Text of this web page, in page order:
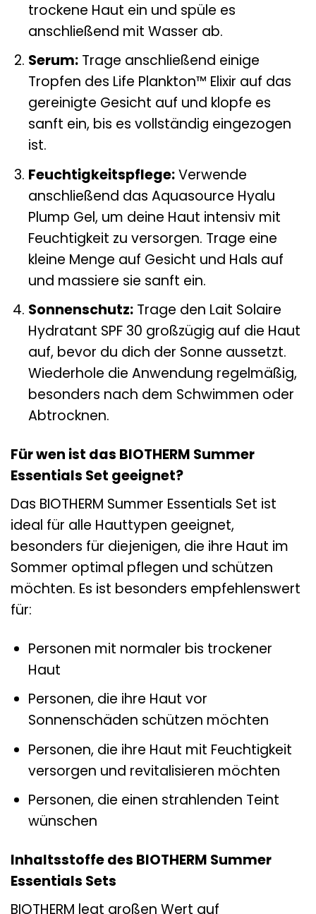
trockene Haut ein und spüle es
anschließend mit Wasser ab.
Serum:Trage anschließend einige
Tropfen des Life Plankton™ Elixir auf das
gereinigte Gesicht auf und klopfe es
sanft ein, bis es vollständig eingezogen
ist.
Feuchtigkeitspflege:Verwende
anschließend das Aquasource Hyalu
Plump Gel, um deine Haut intensiv mit
Feuchtigkeit zu versorgen. Trage eine
kleine Menge auf Gesicht und Hals auf
und massiere sie sanft ein.
Sonnenschutz:Trage den Lait Solaire
Hydratant SPF 30 großzügig auf die Haut
auf, bevor du dich der Sonne aussetzt.
Wiederhole die Anwendung regelmäßig,
besonders nach dem Schwimmen oder
Abtrocknen.
Für wen ist das BIOTHERM Summer
Essentials Set geeignet?
Das BIOTHERM Summer Essentials Set ist
ideal für alle Hauttypen geeignet,
besonders für diejenigen, die ihre Haut im
Sommer optimal pflegen und schützen
möchten. Es ist besonders empfehlenswert
für:
Personen mit normaler bis trockener
Haut
Personen, die ihre Haut vor
Sonnenschäden schützen möchten
Personen, die ihre Haut mit Feuchtigkeit
versorgen und revitalisieren möchten
Personen, die einen strahlenden Teint
wünschen
Inhaltsstoffe des BIOTHERM Summer
Essentials Sets
BIOTHERM legt großen Wert auf